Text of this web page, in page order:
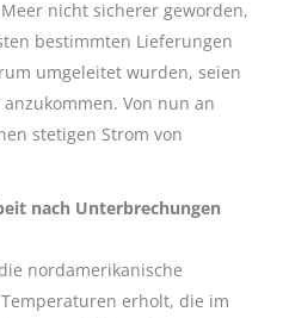
nicht sicherer geworden,
bestimmten Lieferungen
umgeleitet wurden, seien
Von nun an
stetigen Strom von
nach Unterbrechungen
nordamerikanische
erholt, die im